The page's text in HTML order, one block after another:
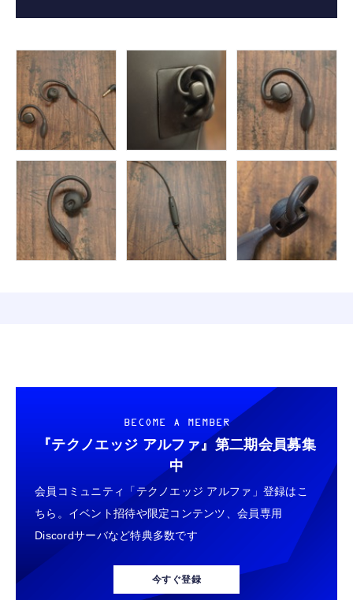
BECOME A MEMBER
『テクノエッジ アルファ』 第二期会員募集
中
会員コミュニティ「テクノエッジ アルファ」登録はこ
ちら。イベント招待や限定コンテンツ、会員専用
Discordサーバなど特典多数です
今すぐ登録